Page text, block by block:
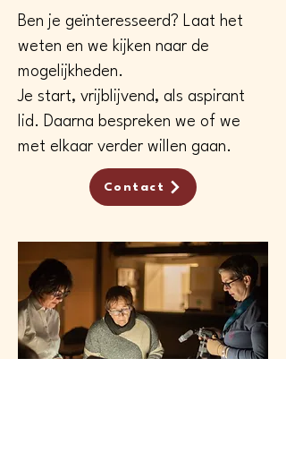
Ben je geïnteresseerd? Laat het
weten en we kijken naar de
mogelijkheden.
Je start, vrijblijvend, als aspirant
lid. Daarna bespreken we of we
met elkaar verder willen gaan.
Contact